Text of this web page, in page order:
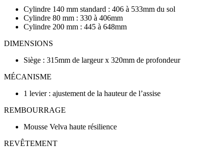
Cylindre 140 mm standard : 406 à 533mm du sol
Cylindre 80 mm : 330 à 406mm
Cylindre 200 mm : 445 à 648mm
DIMENSIONS
Siège : 315mm de largeur x 320mm de profondeur
MÉCANISME
1 levier : ajustement de la hauteur de l’assise
REMBOURRAGE
Mousse Velva haute résilience
REVÊTEMENT